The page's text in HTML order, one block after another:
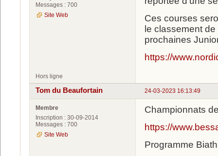
Messages : 700
Site Web
Ces courses
le classement
prochaines
https://
Hors ligne
24-03-2023 16:13:49
Tom du Beaufortain
Membre
Inscription : 30-09-2014
Messages : 700
Site Web
Championnats
https://
Programme